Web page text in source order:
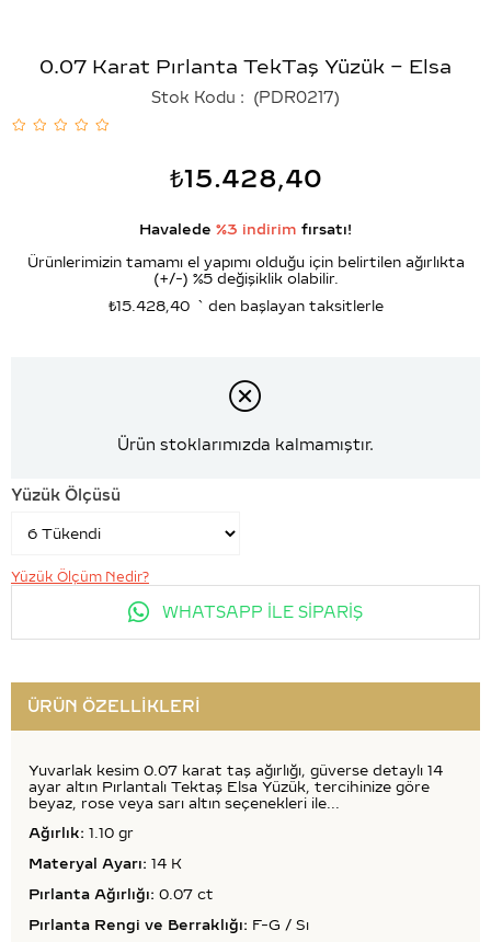
0.07 Karat Pırlanta TekTaş Yüzük – Elsa
Stok Kodu (PDR0217)
₺15.428,40
Havalede %3 indirim fırsatı!
Ürünlerimizin tamamı el yapımı olduğu için belirtilen ağırlıkta
(+/-) %5 değişiklik olabilir.
₺15.428,40 `den başlayan taksitlerle
Ürün stoklarımızda kalmamıştır.
Yüzük Ölçüsü
Yüzük Ölçüm Nedir?
WHATSAPP İLE SİPARİŞ
ÜRÜN ÖZELLIKLERI
Yuvarlak kesim 0.07 karat taş ağırlığı, güverse detaylı 14
ayar altın Pırlantalı Tektaş Elsa Yüzük, tercihinize göre
beyaz, rose veya sarı altın seçenekleri ile...
Ağırlık: 1.10 gr
Materyal Ayarı: 14 K
Pırlanta Ağırlığı: 0.07 ct
Pırlanta Rengi ve Berraklığı: F-G / Sı